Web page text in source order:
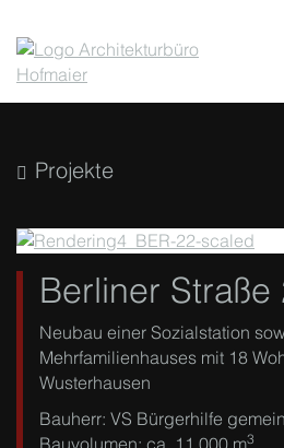
Projekte
Berliner Straße
Neubau einer Sozialstation
Mehrfamilienhauses mit 18
Wusterhausen
Bauherr: VS Bürgerhilfe
Bauvolumen: ca. 11.000 m3